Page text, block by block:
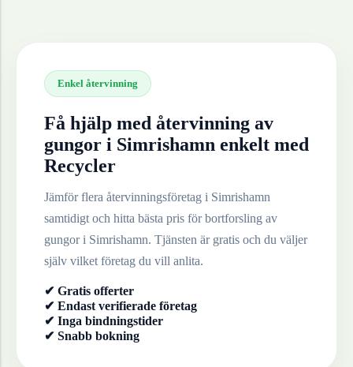
Enkel återvinning
Få hjälp med återvinning av
gungor i Simrishamn enkelt med
Recycler
Jämför flera återvinningsföretag i Simrishamn
samtidigt och hitta bästa pris för bortforsling av
gungori Simrishamn. Tjänsten är gratis och du väljer
själv vilket företag du vill anlita.
✔ Gratis offerter
✔ Endast verifierade företag
✔ Inga bindningstider
✔ Snabb bokning